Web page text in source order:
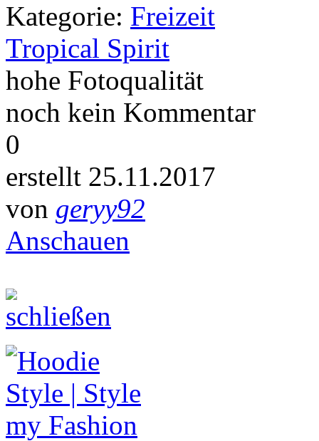
Kategorie: Freizeit
Tropical Spirit
hohe Fotoqualität
noch kein Kommentar
0
erstellt 25.11.2017
von geryy92
Anschauen